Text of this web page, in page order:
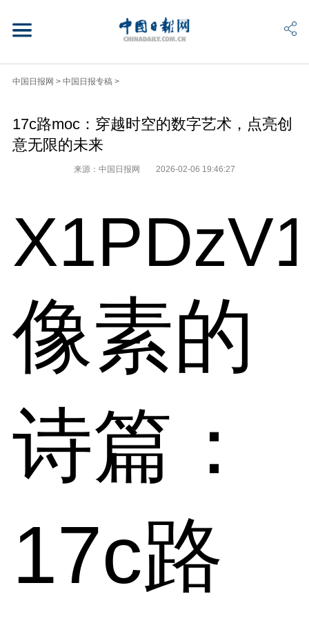
中国日报网 > 中国日报专稿 >
17c路moc：穿越时空的数字艺术，点亮创
意无限的未来
来源：中国日报网 2026-02-06 19:46:27
像素的
诗篇：
17c路